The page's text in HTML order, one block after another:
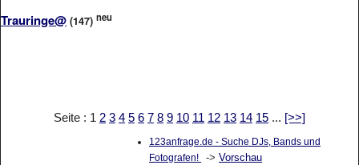
Trauringe@ (147) neu
Seite : 1 2 3 4 5 6 7 8 9 10 11 12 13 14 15 ... [>>]
123anfrage.de - Suche DJs, Bands und
Fotografen!
-> Vorschau